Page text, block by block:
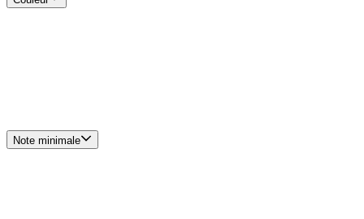
Note minimale